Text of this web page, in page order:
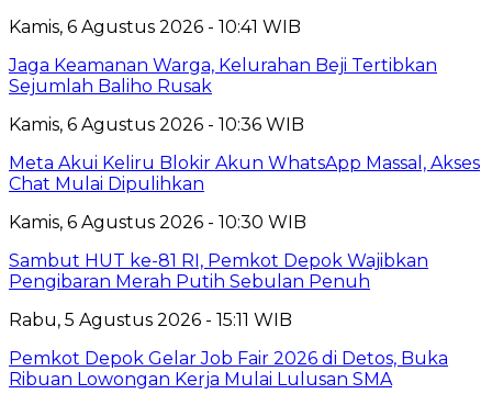
Kamis, 6 Agustus 2026 - 10:41 WIB
Jaga Keamanan Warga, Kelurahan Beji Tertibkan
Sejumlah Baliho Rusak
Kamis, 6 Agustus 2026 - 10:36 WIB
Meta Akui Keliru Blokir Akun WhatsApp Massal, Akses
Chat Mulai Dipulihkan
Kamis, 6 Agustus 2026 - 10:30 WIB
Sambut HUT ke-81 RI, Pemkot Depok Wajibkan
Pengibaran Merah Putih Sebulan Penuh
Rabu, 5 Agustus 2026 - 15:11 WIB
Pemkot Depok Gelar Job Fair 2026 di Detos, Buka
Ribuan Lowongan Kerja Mulai Lulusan SMA